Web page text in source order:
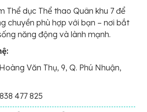
Thể dục Thể thao Quân khu 7 để
chuyền phù hợp với bạn – nơi bắt
năng động và lành mạnh.
Văn Thụ, 9, Q. Phú Nhuận,
477 825